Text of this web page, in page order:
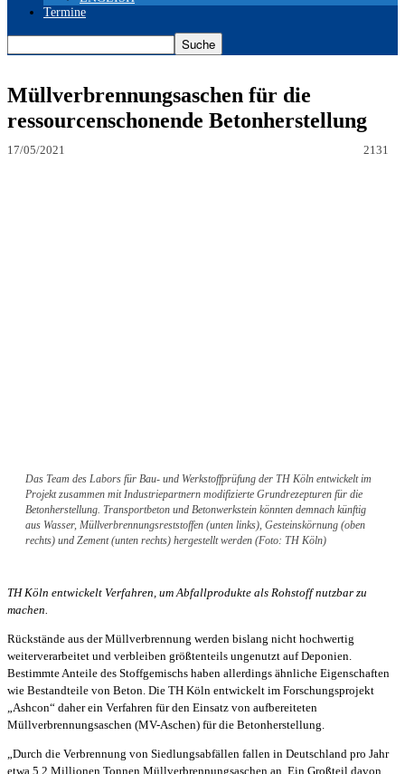
Termine
Müllverbrennungsaschen für die
ressourcenschonende Betonherstellung
17/05/2021 2131
Das Team des Labors für Bau- und Werkstoffprüfung der TH Köln entwickelt im
Projekt zusammen mit Industriepartnern modifizierte Grundrezepturen für die
Betonherstellung. Transportbeton und Betonwerkstein könnten demnach künftig
aus Wasser, Müllverbrennungsreststoffen (unten links), Gesteinskörnung (oben
rechts) und Zement (unten rechts) hergestellt werden (Foto: TH Köln)
TH Köln entwickelt Verfahren, um Abfallprodukte als Rohstoff nutzbar zu
machen.
Rückstände aus der Müllverbrennung werden bislang nicht hochwertig
weiterverarbeitet und verbleiben größtenteils ungenutzt auf Deponien.
Bestimmte Anteile des Stoffgemischs haben allerdings ähnliche Eigenschaften
wie Bestandteile von Beton. Die TH Köln entwickelt im Forschungsprojekt
„Ashcon“ daher ein Verfahren für den Einsatz von aufbereiteten
Müllverbrennungsaschen (MV-Aschen) für die Betonherstellung.
„Durch die Verbrennung von Siedlungsabfällen fallen in Deutschland pro Jahr
etwa 5,2 Millionen Tonnen Müllverbrennungsaschen an. Ein Großteil davon